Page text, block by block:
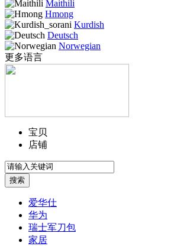
Maithili
Hmong
Kurdish
Deutsch
Norwegian
更多语言
宝贝
店铺
爱华仕
华为
瑞士军刀包
家居